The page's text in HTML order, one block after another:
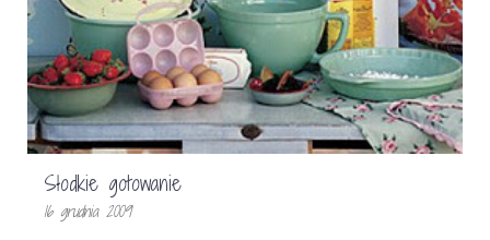
Słodkie gotowanie
16 grudnia 2009